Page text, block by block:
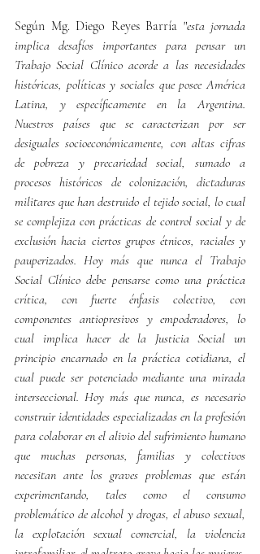
Según Mg. Diego Reyes Barría "esta jornada
implica desafíos importantes para pensar un
Trabajo Social Clínico acorde a las necesidades
históricas, políticas y sociales que posee América
Latina, y específicamente en la Argentina.
Nuestros países que se caracterizan por ser
desiguales socioeconómicamente, con altas cifras
de pobreza y precariedad social, sumado a
procesos históricos de colonización, dictaduras
militares que han destruido el tejido social, lo cual
se complejiza con prácticas de control social y de
exclusión hacia ciertos grupos étnicos, raciales y
pauperizados. Hoy más que nunca el Trabajo
Social Clínico debe pensarse como una práctica
crítica, con fuerte énfasis colectivo, con
componentes antiopresivos y empoderadores, lo
cual implica hacer de la Justicia Social un
principio encarnado en la práctica cotidiana, el
cual puede ser potenciado mediante una mirada
interseccional. Hoy más que nunca, es necesario
construir identidades especializadas en la profesión
para colaborar en el alivio del sufrimiento humano
que muchas personas, familias y colectivos
necesitan ante los graves problemas que están
experimentando, tales como el consumo
problemático de alcohol y drogas, el abuso sexual,
la explotación sexual comercial, la violencia